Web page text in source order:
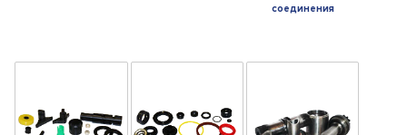
соединения